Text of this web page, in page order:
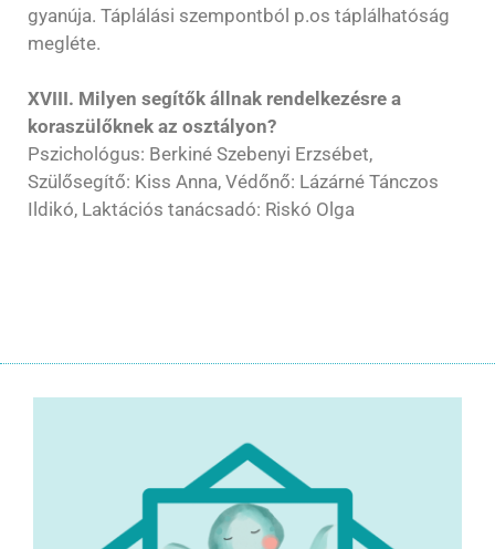
gyanúja. Táplálási szempontból p.os táplálhatóság
megléte.
XVIII. Milyen segítők állnak rendelkezésre a
koraszülőknek az osztályon?
Pszichológus: Berkiné Szebenyi Erzsébet,
Szülősegítő: Kiss Anna, Védőnő: Lázárné Tánczos
Ildikó, Laktációs tanácsadó: Riskó Olga